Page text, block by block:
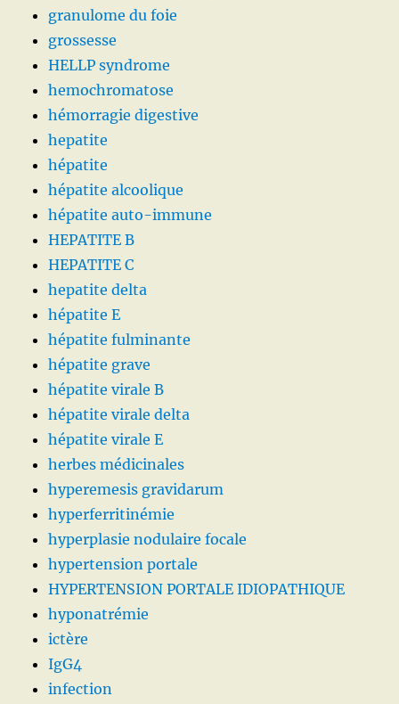
granulome du foie
grossesse
HELLP syndrome
hemochromatose
hémorragie digestive
hepatite
hépatite
hépatite alcoolique
hépatite auto-immune
HEPATITE B
HEPATITE C
hepatite delta
hépatite E
hépatite fulminante
hépatite grave
hépatite virale B
hépatite virale delta
hépatite virale E
herbes médicinales
hyperemesis gravidarum
hyperferritinémie
hyperplasie nodulaire focale
hypertension portale
HYPERTENSION PORTALE IDIOPATHIQUE
hyponatrémie
ictère
IgG4
infection